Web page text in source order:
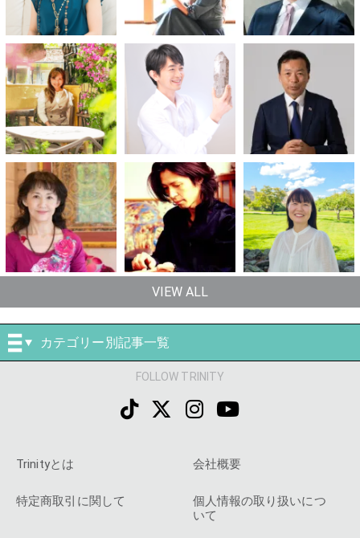
VIEW ALL
カテゴリー別記事一覧
FOLLOW TRINITY
Trinityとは 会社概要
特定商取引に関して
個人情報の取り扱いにつ
いて